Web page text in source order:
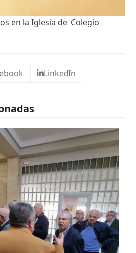
en la Iglesia del Colegio
LinkedIn